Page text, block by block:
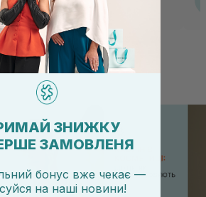
ЗНИЖКУ
ЗАМОВЛЕНЯ
бонус вже чекає —
на наші новини!